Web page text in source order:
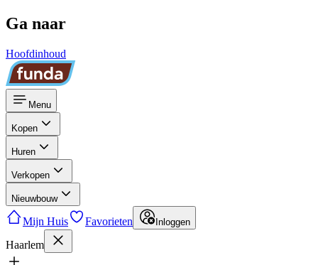
Ga naar
Hoofdinhoud
Menu
Kopen
Huren
Verkopen
Nieuwbouw
Mijn Huis Favorieten Inloggen
Haarlem